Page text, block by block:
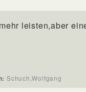
leisten,aber
Schuch,Wolfgang